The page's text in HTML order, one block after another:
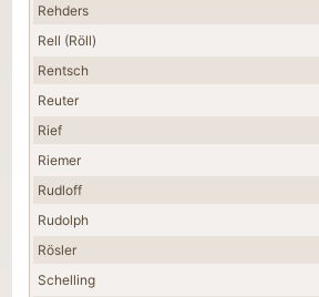
Rehders
Rell (Röll)
Rentsch
Reuter
Rief
Riemer
Rudloff
Rudolph
Rösler
Schelling